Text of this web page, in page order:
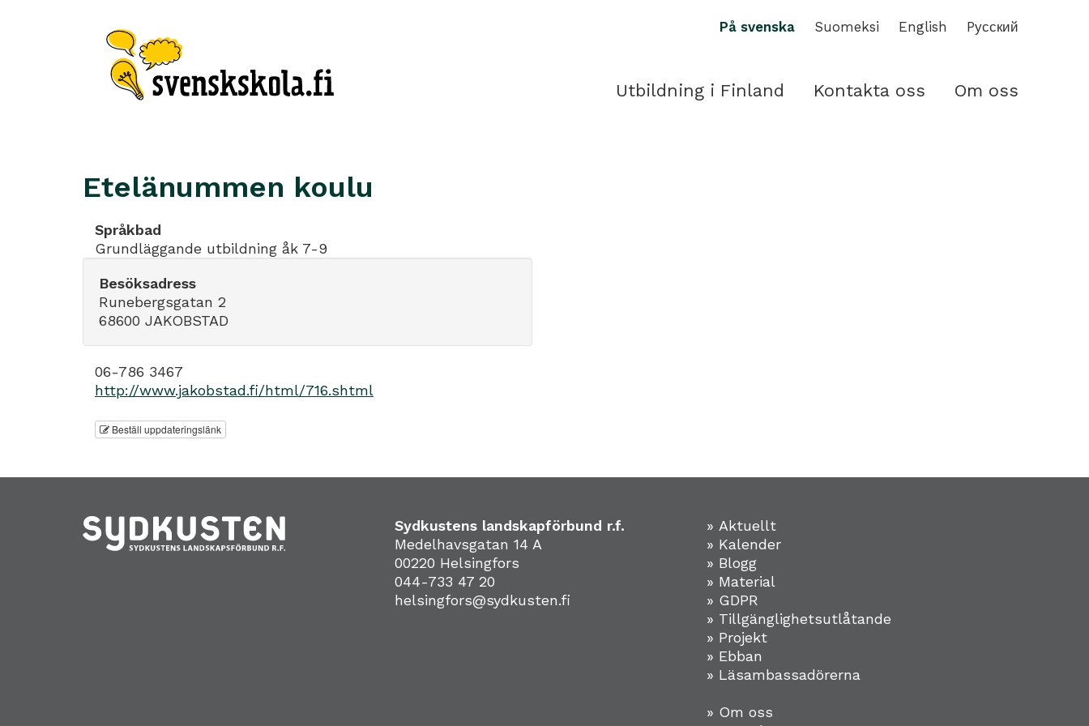
På svenska Suomeksi English Pусский
Utbildning i Finland Kontakta oss Om oss
Etelänummen koulu
Språkbad
Grundläggande utbildning åk 7-9
Besöksadress
Runebergsgatan 2
68600 JAKOBSTAD
06-786 3467
http://www.jakobstad.fi/html/716.shtml
Beställ uppdateringslänk
Sydkustens landskapförbund r.f.
Medelhavsgatan 14 A
00220 Helsingfors
044-733 47 20
helsingfors@sydkusten.fi
» Aktuellt
» Kalender
» Blogg
» Material
» GDPR
» Tillgänglighetsutlåtande
» Projekt
» Ebban
» Läsambassadörerna
» Om oss